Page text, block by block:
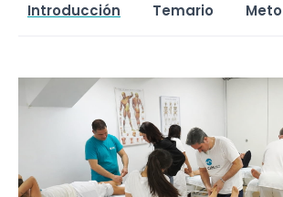
Introducción Temario